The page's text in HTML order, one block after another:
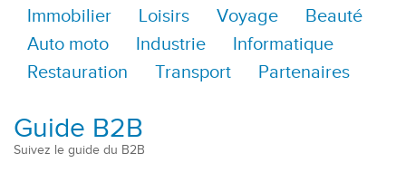
Immobilier
Loisirs Voyage
Beauté
Auto moto
Industrie
Informatique
Restauration
Transport Partenaires
Guide B2B
Suivez le guide du B2B